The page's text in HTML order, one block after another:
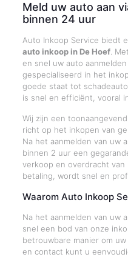
Meld uw auto aan
binnen 24 uur
Auto Inkoop Service biedt
auto inkoop in De Hoef.
en snel uw auto
gespecialiseerd in het
goede staat tot
is snel en efficiënt, vooral
Wij zijn een toonaangevend
richt op het inkopen van
Na het aanmelden van uw
binnen 2 uur een
verkoop en overdracht
betaling, wordt snel en
Waarom Auto Inkoop
Na het aanmelden van uw
snel een bod van onze
betrouwbare manier om
en contact kunt u